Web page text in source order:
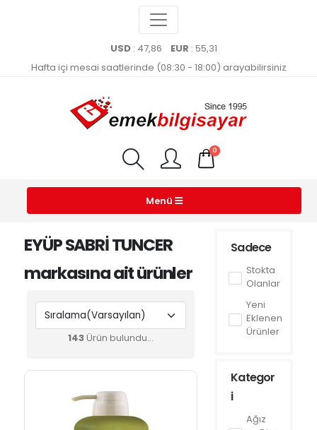
USD : 47,86 EUR : 55,31
Hafta içi mesai saatlerinde (08:30 - 18:00) arayabilirsiniz
0
Menü
Sadece
Stokta
Olanlar
Yeni
Eklenen
Ürünler
Kategor
i
Ağız
EYÜP SABRİ TUNCER
markasına ait ürünler
143Ürün bulundu...